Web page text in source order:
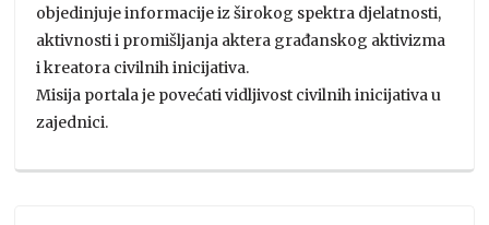
objedinjuje informacije iz širokog spektra djelatnosti,
aktivnosti i promišljanja aktera građanskog aktivizma
i kreatora civilnih inicijativa.
Misija portala je povećati vidljivost civilnih inicijativa u
zajednici.